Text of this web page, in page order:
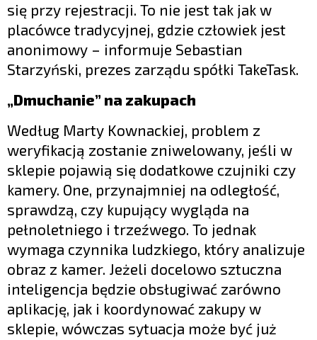
się przy rejestracji. To nie jest tak jak w
placówce tradycyjnej, gdzie człowiek jest
anonimowy – informuje Sebastian
Starzyński, prezes zarządu spółki TakeTask.
„Dmuchanie” na zakupach
Według Marty Kownackiej, problem z
weryfikacją zostanie zniwelowany, jeśli w
sklepie pojawią się dodatkowe czujniki czy
kamery. One, przynajmniej na odległość,
sprawdzą, czy kupujący wygląda na
pełnoletniego i trzeźwego. To jednak
wymaga czynnika ludzkiego, który analizuje
obraz z kamer. Jeżeli docelowo sztuczna
inteligencja będzie obsługiwać zarówno
aplikację, jak i koordynować zakupy w
sklepie, wówczas sytuacja może być już